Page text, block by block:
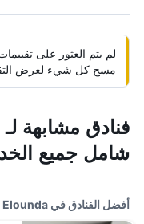
لم يتم العثور على
مسح كل شيء لعرض
فنادق مشابهة
شامل جميع
أفضل الفنادق في Elounda